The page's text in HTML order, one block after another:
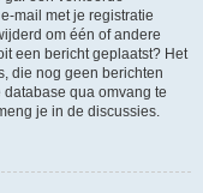
mail met je registratie
om één of andere
een bericht geplaatst? Het
die nog geen berichten
qua omvang te
je in de discussies.